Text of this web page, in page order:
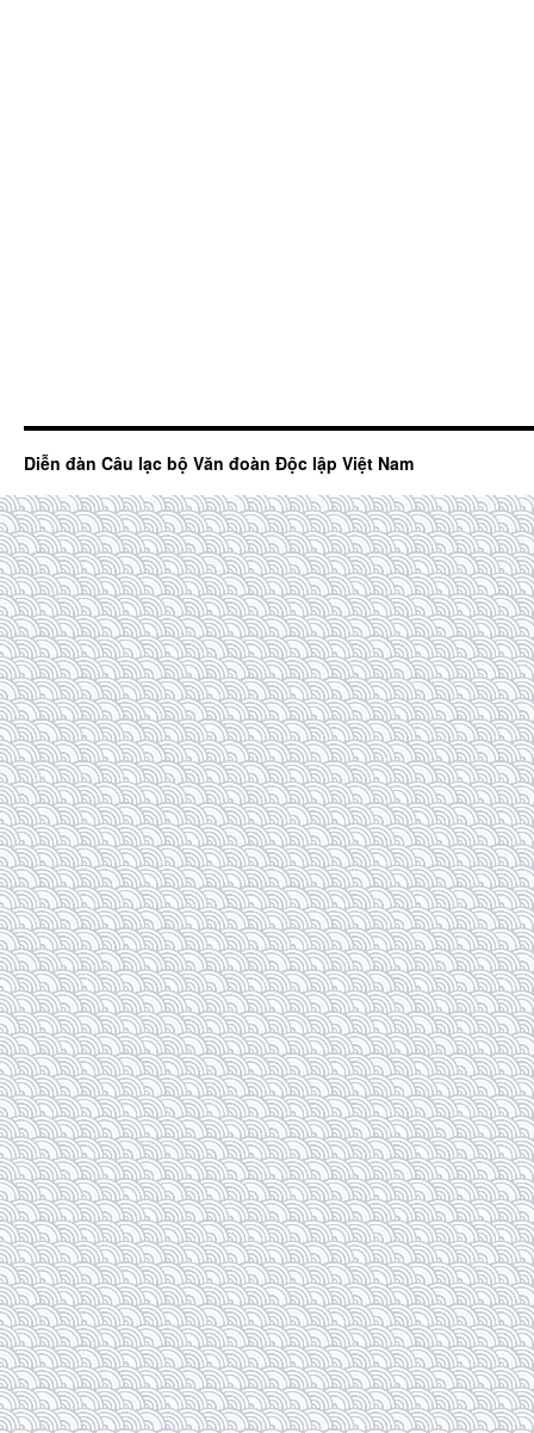
Diễn đàn Câu lạc bộ Văn đoàn Độc lập Việt Nam